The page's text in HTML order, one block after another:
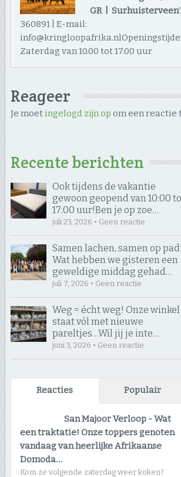
GR | Surhuisterveen
360891 | E-mail:
Zaterdag van 10.00 tot 17.00 uur
Reageer
Je moet ingelogd zijn op om een reactie
Recente berichten
Ook tijdens de vakantie
gewoon geopend van 10:00
17:00 uur! ​Ben je op zoe…
juli 23, 2026 • Geen reactie
Samen lachen, samen op pad! ​
Wat hebben we gisteren een
geweldige middag gehad…
juli 7, 2026 • Geen reactie
Weg = écht weg! Onze winkel
staat vól met nieuwe
pareltjes… ​Wil jij je inte…
juni 3, 2026 • Geen reactie
Reacties Populair
San Majoor Verloop -Wat
een traktatie! Onze toppers genoten
vandaag van heerlijke Afrikaanse
Domoda…
Kom ze volgende zaterdag weer koken?